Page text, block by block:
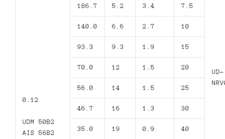
0.12
UDM 50B2
AIS 56B2
186.7 5.2 3.4 7.5
UD-
140.0 6.6 2.7 10
93.3 9.3 1.9 15
70.0 12 1.5 20
56.0 14 1.5 25
46.7 16 1.3 30
35.0 19 0.9 40